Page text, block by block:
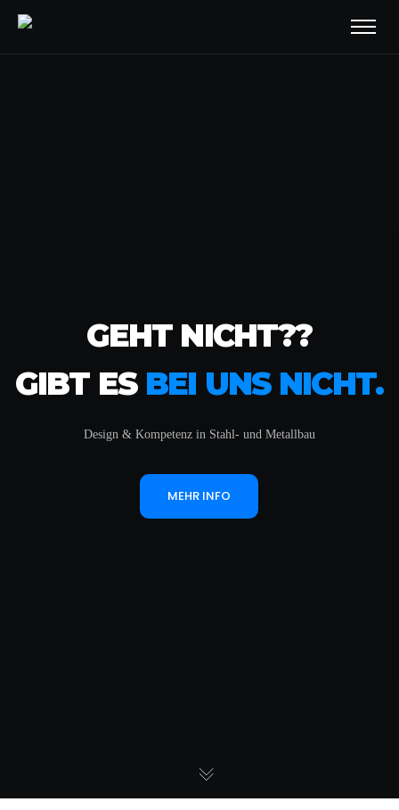
GEHT NICHT??
GIBT ES BEI UNS NICHT.
Design & Kompetenz in Stahl- und Metallbau
MEHR INFO